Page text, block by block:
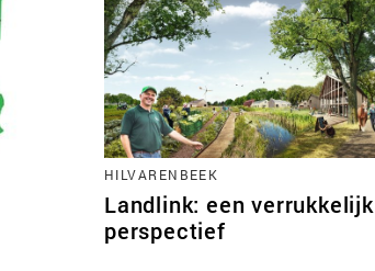
HILVARENBEEK
Landlink: een verrukkelijk
perspectief